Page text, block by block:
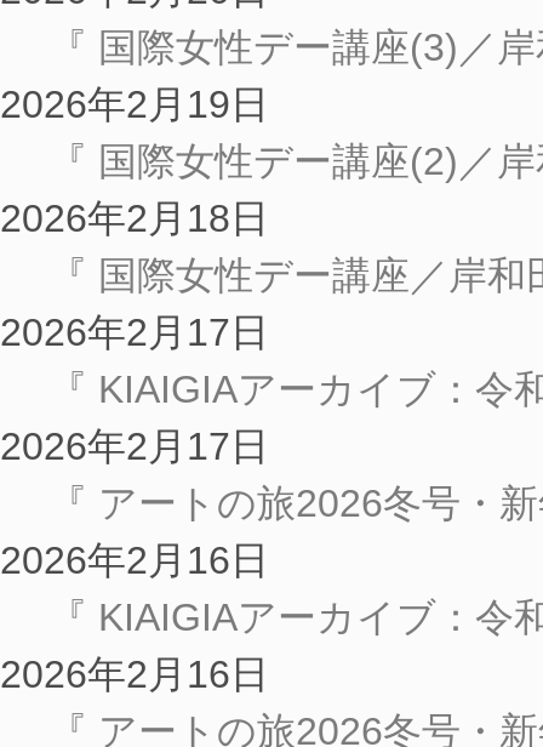
『 国際女性デー講座(3)／
2026年2月19日
『 国際女性デー講座(2)／
2026年2月18日
『 国際女性デー講座／岸
2026年2月17日
『 KIAIGIAアーカイブ：
2026年2月17日
『 アートの旅2026冬号・
2026年2月16日
『 KIAIGIAアーカイブ：
2026年2月16日
『 アートの旅2026冬号・